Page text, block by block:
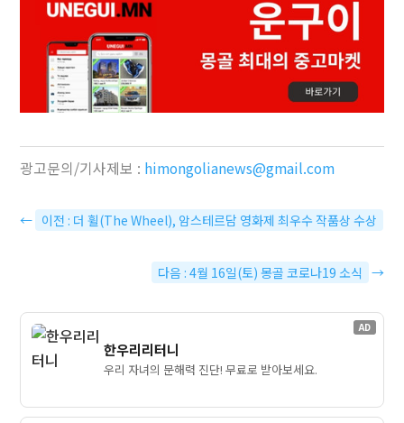
광고문의/기사제보 : himongolianews@gmail.com
← 이전 : 더 휠(The Wheel), 암스테르담 영화제 최우수 작품상 수상
다음 : 4월 16일(토) 몽골 코로나19 소식 →
AD
한우리리터니
우리 자녀의 문해력 진단! 무료로 받아보세요.